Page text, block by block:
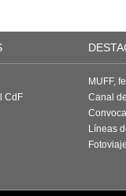
CdF
MUFF,
Canal
Líneas